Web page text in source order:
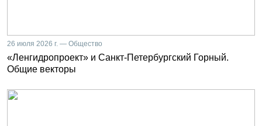
26 июля 2026 г. — Общество
«Ленгидропроект» и Санкт-Петербургский Горный.
Общие векторы